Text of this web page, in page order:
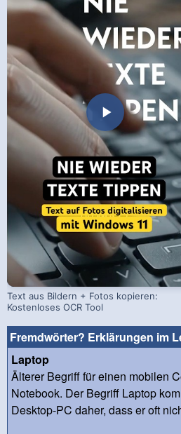
Text aus Bildern + Fotos kopieren:
Kostenloses OCR Tool
Fremdwörter? Erklärungen im
Laptop
Älterer Begriff für einen mobilen
Notebook. Der Begriff Laptop
Desktop-PC daher, dass er oft